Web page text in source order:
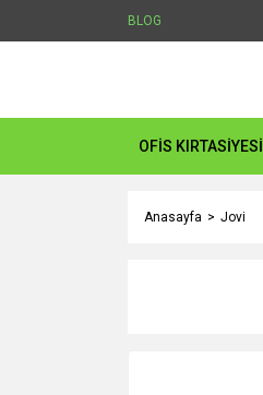
BLOG
OFİS KIRTASİYESİ
Anasayfa Jovi